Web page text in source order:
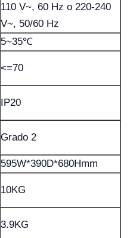
110 V~, 60 Hz o 220-240
V~, 50/60 Hz
5~35℃
<=70
IP20
Grado 2
595W*390D*680Hmm
10KG
3.9KG